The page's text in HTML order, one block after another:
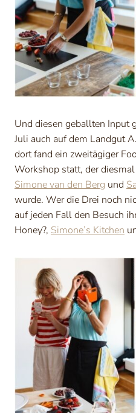
Und diesen geballten Input
Juli auch auf dem Landgut
dort fand ein zweitägiger
Workshop statt, der
Simone van den Berg und
wurde. Wer die Drei noch
auf jeden Fall den Besuch
Honey?, Simone’s Kitchen